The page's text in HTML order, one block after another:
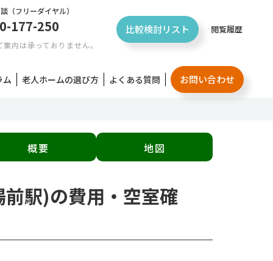
（フリーダイヤル）
177-250
内は承っておりません。
比較検討リスト 閲覧履歴
ム 老人ホームの選び方 よくある質問 お問い合わせ
概要 地図
駅)の費用・空室確